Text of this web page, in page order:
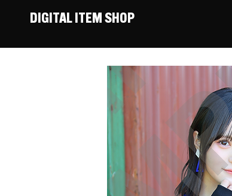
DIGITAL ITEM SHOP